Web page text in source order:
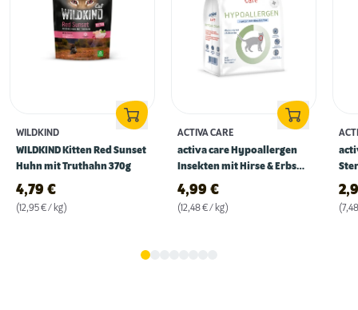
WILDKIND
WILDKIND Kitten Red Sunset
Huhn mit Truthahn 370g
4,79 €
(12,95 € / kg)
ACTIVA CARE
activa care Hypoallergen
Insekten mit Hirse & Erbse
400g
4,99 €
(12,48 € / kg)